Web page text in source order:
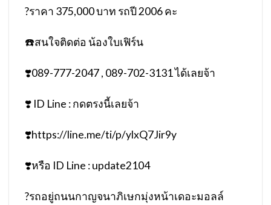
?ราคา 375,000 บาท รถปี 2006 คะ
☎️สนใจติดต่อ น้องใบเฟิร์น
❣️089-777-2047 , 089-702-3131 ได้เลยจ้า
❣️ ID Line : กดตรงนี้เลยจ้า
❣️https://line.me/ti/p/ylxQ7Jir9y
❣️หรือ ID Line : update2104
?รถอยู่ถนนกาญจนาภิเษกมุ่งหน้าเดอะมอลล์